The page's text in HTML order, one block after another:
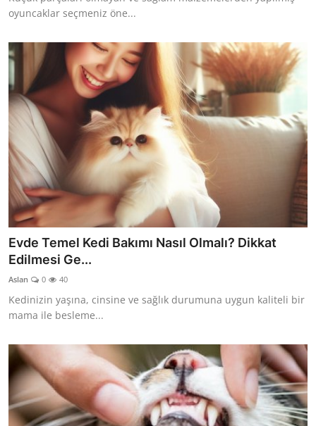
oyuncaklar seçmeniz öne...
Evde Temel Kedi Bakımı Nasıl Olmalı? Dikkat
Edilmesi Ge...
Aslan 0 40
Kedinizin yaşına, cinsine ve sağlık durumuna uygun kaliteli bir
mama ile besleme...